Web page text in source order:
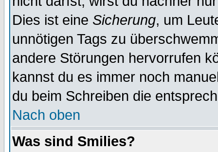
Dies ist eine Sicherung, um
unnötigen Tags zu
andere Störungen hervorrufen
kannst du es immer noch
du beim Schreiben die
Nach oben
Was sind Smilies?